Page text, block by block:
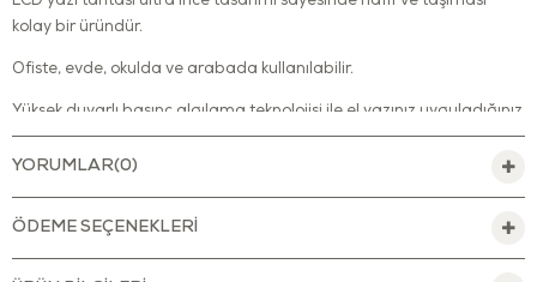
kolay bir üründür.
Ofiste, evde, okulda ve arabada kullanılabilir.
Yüksek duyarlı basınç algılama teknolojisi ile el yazınız uyguladığınız
kuvvete bağlı olarak değişir.
Çocuklar resim yaparak hayal güçlerini geliştirirken, yetişkinler de
YORUMLAR(0)
ÖDEME SEÇENEKLERI